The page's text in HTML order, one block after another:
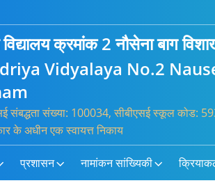
क्रमांक 2 नौसेना बाग
Vidyalaya No.2
संबद्धता संख्या: 100034, सीबीएसई स्कूल कोड:
के अधीन एक स्वायत्त निकाय
प्रशासन नामांकन सांख्यिकी